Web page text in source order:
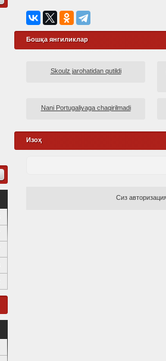
Бошқа янгиликлар
Skoulz jarohatidan qutildi
Nani Portugaliyaga chaqirilmadi
Изоҳ
Сиз